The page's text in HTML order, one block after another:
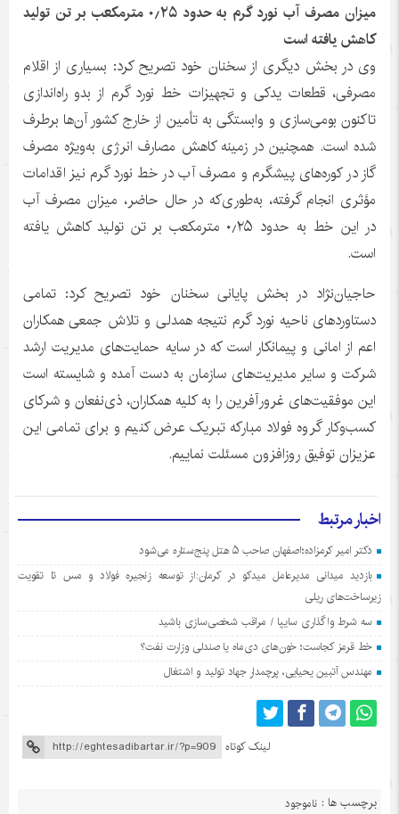
میزان مصرف آب نورد گرم به حدود ۰٫۲۵ مترمکعب بر تن تولید
کاهش یافته است
وی در بخش دیگری از سخنان خود تصریح کرد: بسیاری از اقلام
مصرفی، قطعات یدکی و تجهیزات خط نورد گرم از بدو راه‌اندازی
تاکنون بومی‌سازی و وابستگی به تأمین از خارج کشور آن‌ها برطرف
شده است. همچنین در زمینه کاهش مصارف انرژی به‌ویژه مصرف
گاز در کوره‌های پیشگرم و مصرف آب در خط نورد گرم نیز اقدامات
مؤثری انجام گرفته، به‌طوری‌که در حال حاضر، میزان مصرف آب
در این خط به حدود ۰٫۲۵ مترمکعب بر تن تولید کاهش یافته
است.
حاجیان‌نژاد در بخش پایانی سخنان خود تصریح کرد: تمامی
دستاوردهای ناحیه نورد گرم نتیجه همدلی و تلاش جمعی همکاران
اعم از امانی و پیمانکار است که در سایه حمایت‌های مدیریت ارشد
شرکت و سایر مدیریت‌های سازمان به دست آمده و شایسته است
این موفقیت‌های غرورآفرین را به کلیه همکاران، ذی‌نفعان و شرکای
کسب‌وکار گروه فولاد مبارکه تبریک عرض کنیم و برای تمامی این
عزیزان توفیق روزافزون مسئلت نماییم.
اخبار مرتبط
دکتر امیر کرمزاده؛اصفهان صاحب ۵ هتل پنج‌ستاره می‌شود
بازدید میدانی مدیرعامل میدکو در کرمان:از توسعه زنجیره فولاد و مس تا تقویت
زیرساخت‌های ریلی
سه شرط واگذاری سایپا / مراقب شخصی‌سازی باشید
خط قرمز کجاست؛ خون‌های دی‌ماه یا صندلی وزارت نفت؟
مهندس آتبین یحیایی، پرچمدار جهاد تولید و اشتغال
لینک کوتاه
برچسب ها : ناموجود